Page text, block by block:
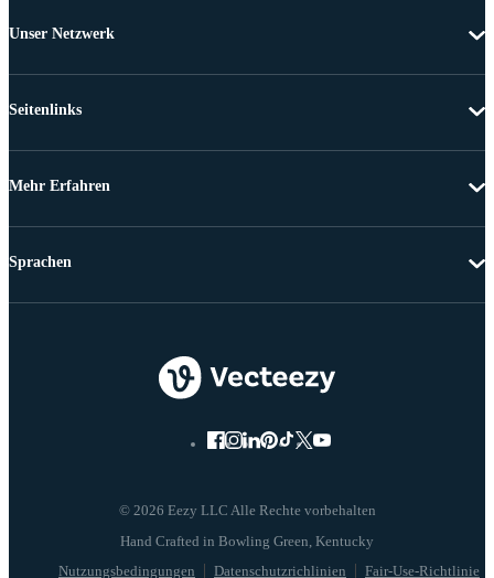
Unser Netzwerk
Seitenlinks
Mehr Erfahren
© 2026 Eezy LLC Alle Rechte vorbehalten
Nutzungsbedingungen Datenschutzrichlinien Fair-Use-Richtlinie
Sprachen